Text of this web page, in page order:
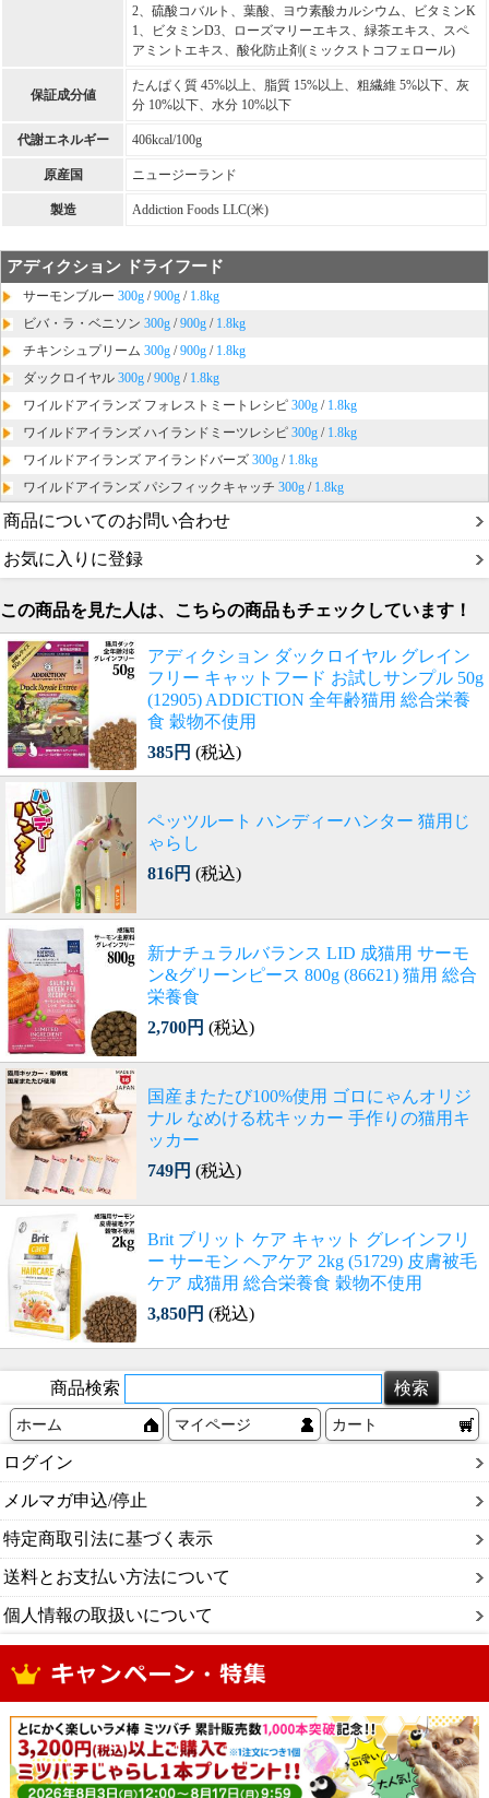
2、硫酸コバルト、葉酸、ヨウ素酸カルシウム、ビタミンK
1、ビタミンD3、ローズマリーエキス、緑茶エキス、スペ
アミントエキス、酸化防止剤(ミックストコフェロール)
保証成分値
たんぱく質 45%以上、脂質 15%以上、粗繊維 5%以下、灰
分 10%以下、水分 10%以下
代謝エネルギー 406kcal/100g
原産国 ニュージーランド
製造 Addiction Foods LLC(米)
アディクション ドライフード
サーモンブルー 300g /900g / 1.8kg
ビバ・ラ・ベニソン 300g /900g / 1.8kg
チキンシュプリーム 300g /900g / 1.8kg
ダックロイヤル 300g /900g / 1.8kg
ワイルドアイランズ フォレストミートレシピ 300g / 1.8kg
ワイルドアイランズ ハイランドミーツレシピ 300g / 1.8kg
ワイルドアイランズ アイランドバーズ 300g / 1.8kg
ワイルドアイランズ パシフィックキャッチ 300g / 1.8kg
商品についてのお問い合わせ
お気に入りに登録
この商品を見た人は、こちらの商品もチェックしています！
アディクション ダックロイヤル グレイン
フリー キャットフード お試しサンプル 50g
(12905) ADDICTION 全年齢猫用 総合栄養
食 穀物不使用
385円 (税込)
ペッツルート ハンディーハンター 猫用じ
ゃらし
816円 (税込)
新ナチュラルバランス LID 成猫用 サーモ
ン&グリーンピース 800g (86621) 猫用 総合
栄養食
2,700円 (税込)
国産またたび100%使用 ゴロにゃんオリジ
ナル なめける枕キッカー 手作りの猫用キ
ッカー
749円 (税込)
Brit ブリット ケア キャット グレインフリ
ー サーモン ヘアケア 2kg (51729) 皮膚被毛
ケア 成猫用 総合栄養食 穀物不使用
3,850円 (税込)
商品検索
ホーム マイページ カート
ログイン
メルマガ申込/停止
特定商取引法に基づく表示
送料とお支払い方法について
個人情報の取扱いについて